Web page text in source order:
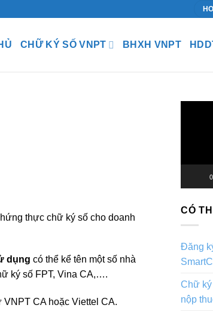
CHỮ KÝ SỐ VNPT BHXH VNPT
thực chữ ký số cho doanh
dụng có thể kể tên một số nhà
ký số FPT, Vina CA,….
CA hoặc Viettel CA.
CÓ
Đăng
Chữ
nộp